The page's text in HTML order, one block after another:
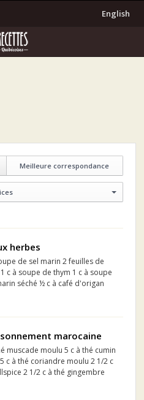
English
Meilleure correspondance
herbes
de sel marin 2 feuilles de
c à soupe de thym 1 c à soupe
séché ½ c à café d'origan
marocaine
muscade moulu 5 c à thé cumin
c à thé coriandre moulu 2 1/2 c
2 1/2 c à thé gingembre